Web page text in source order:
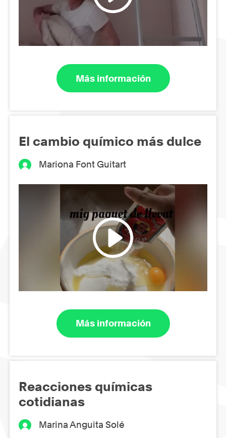
Más información
El cambio químico más dulce
Mariona Font Guitart
Más información
Reacciones químicas
cotidianas
Marina Anguita Solé